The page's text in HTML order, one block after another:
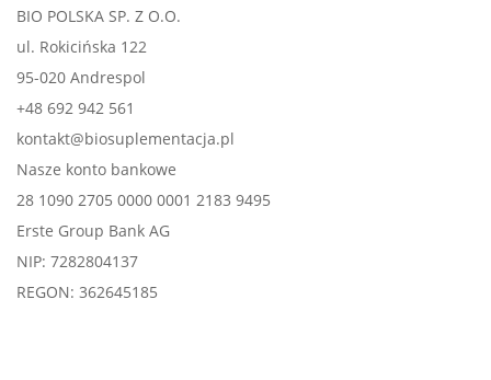
BIO POLSKA SP. Z O.O.
ul. Rokicińska 122
95-020 Andrespol
+48 692 942 561
kontakt@biosuplementacja.pl
Nasze konto bankowe
28 1090 2705 0000 0001 2183 9495
Erste Group Bank AG
NIP: 7282804137
REGON: 362645185